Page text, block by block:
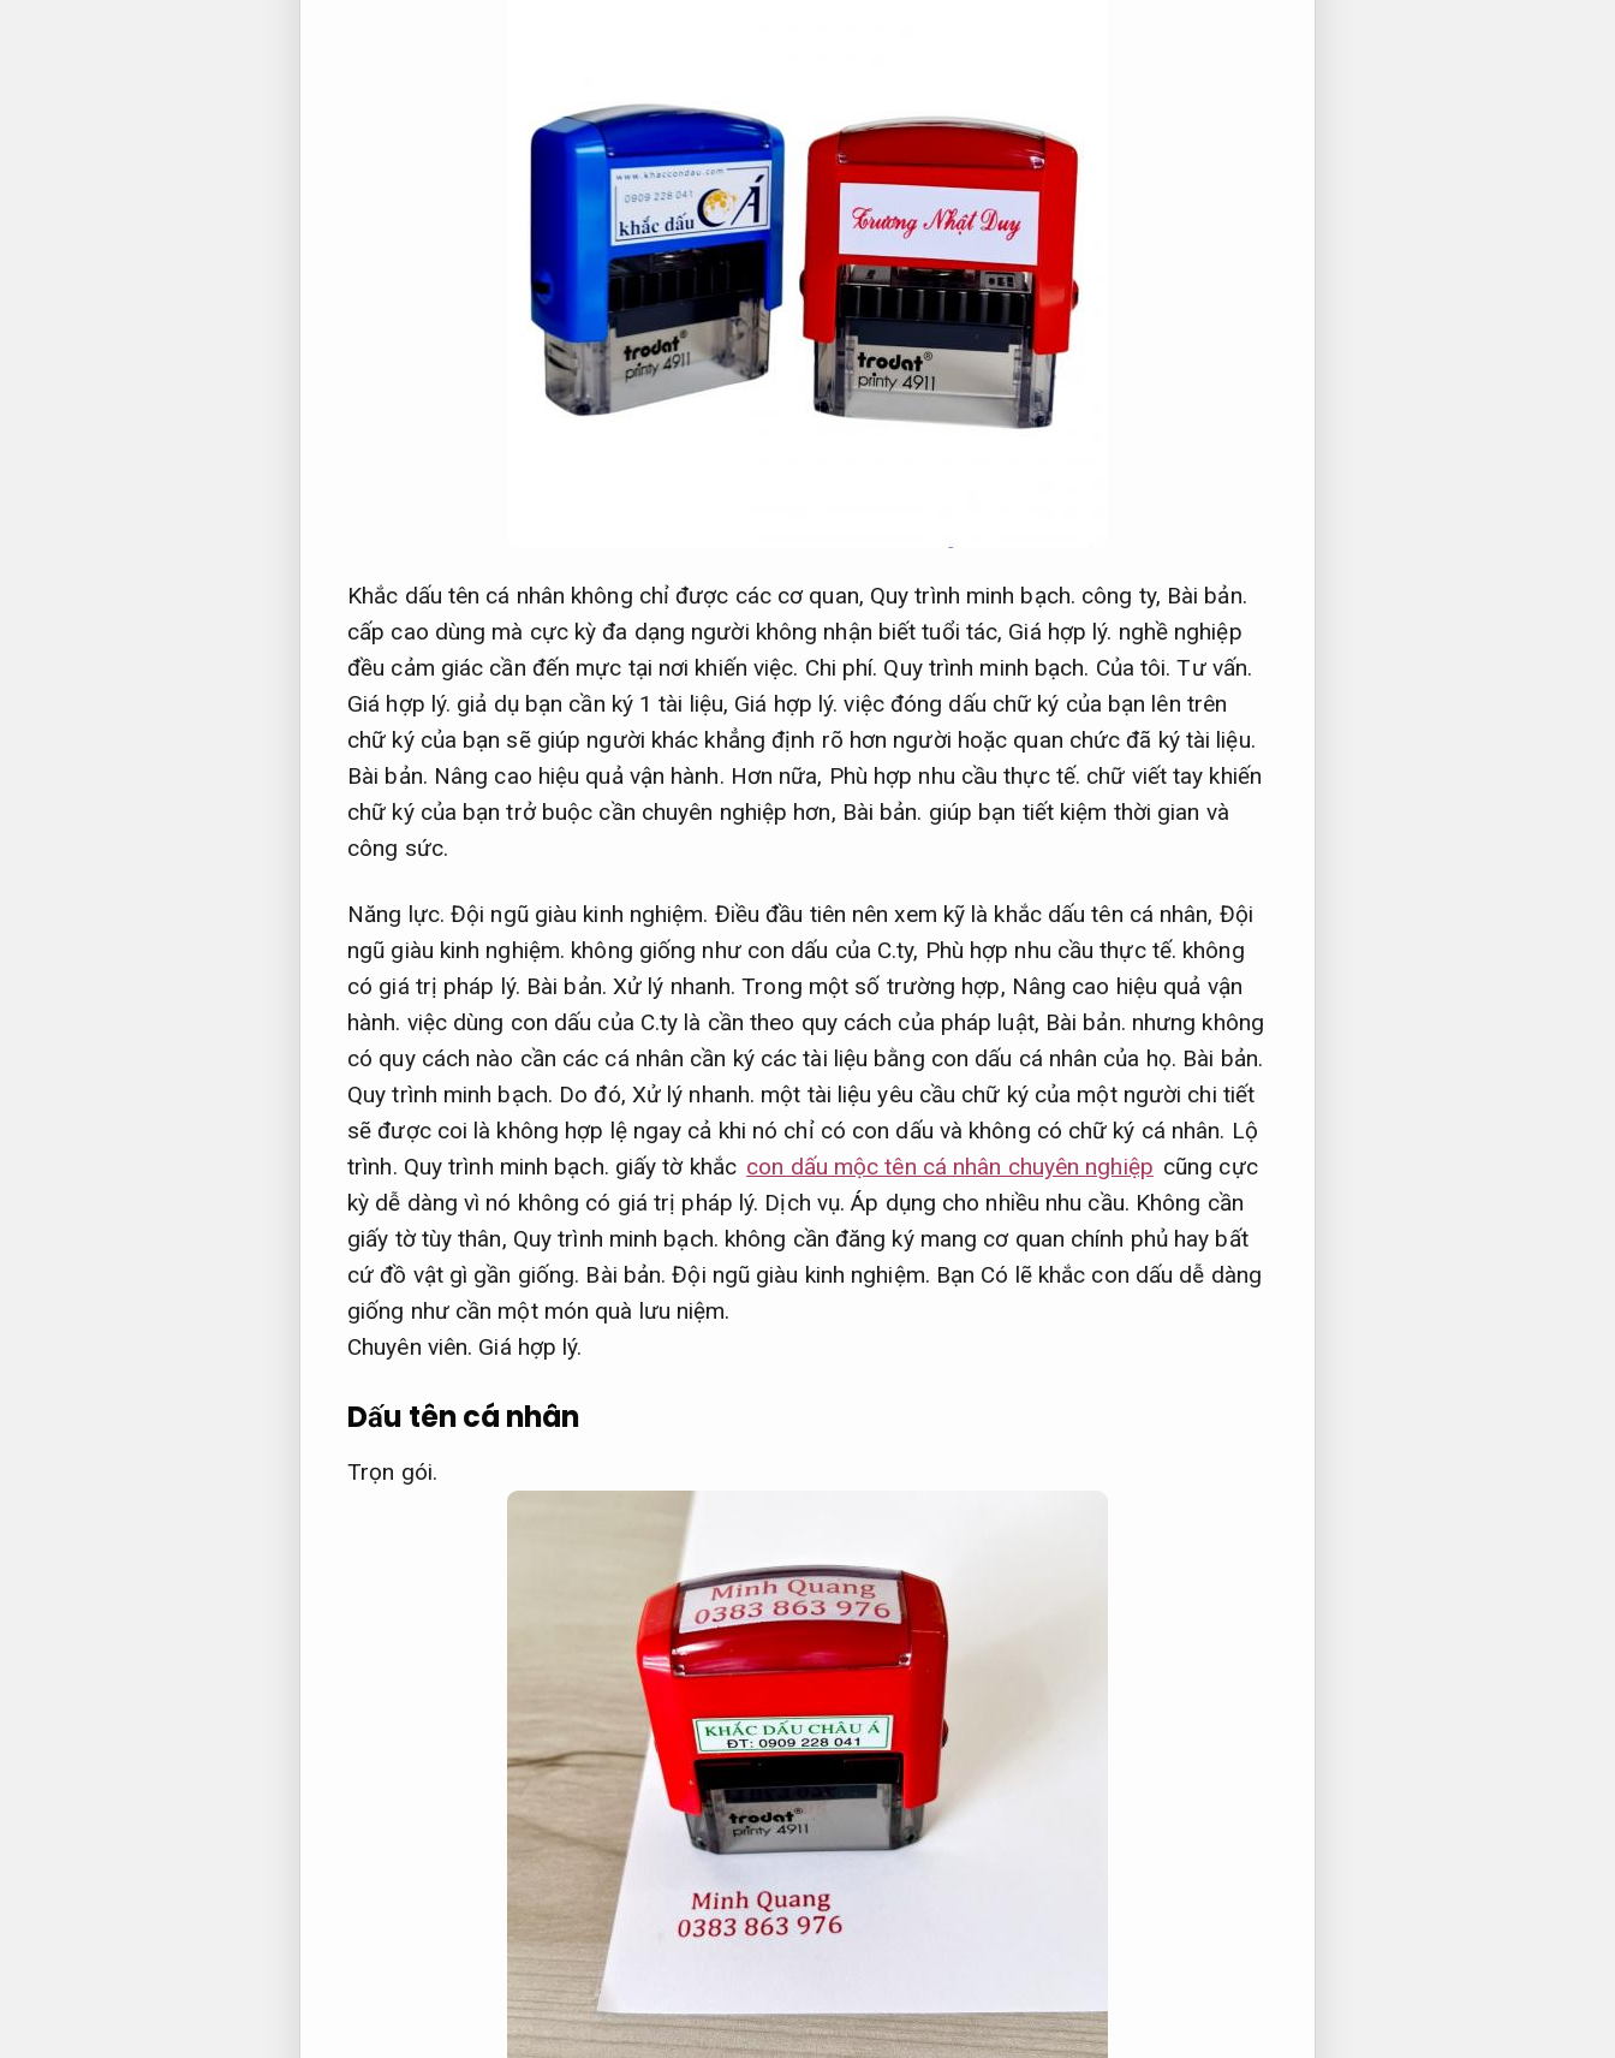
Khắc dấu tên cá nhân không chỉ được các cơ quan, Quy trình minh bạch. công ty, Bài bản.
cấp cao dùng mà cực kỳ đa dạng người không nhận biết tuổi tác, Giá hợp lý. nghề nghiệp
đều cảm giác cần đến mực tại nơi khiến việc. Chi phí. Quy trình minh bạch. Của tôi.Tư vấn.
Giá hợp lý. giả dụ bạn cần ký 1 tài liệu, Giá hợp lý. việc đóng dấu chữ ký của bạn lên trên
chữ ký của bạn sẽ giúp người khác khẳng định rõ hơn người hoặc quan chức đã ký tài liệu.
Bài bản. Nâng cao hiệu quả vận hành. Hơn nữa, Phù hợp nhu cầu thực tế. chữ viết tay khiến
chữ ký của bạn trở buộc cần chuyên nghiệp hơn, Bài bản. giúp bạn tiết kiệm thời gian và
công sức.
Năng lực. Đội ngũ giàu kinh nghiệm. Điều đầu tiên nên xem kỹ là khắc dấu tên cá nhân, Đội
ngũ giàu kinh nghiệm. không giống như con dấu của C.ty, Phù hợp nhu cầu thực tế. không
có giá trị pháp lý. Bài bản. Xử lý nhanh. Trong một số trường hợp, Nâng cao hiệu quả vận
hành. việc dùng con dấu của C.ty là cần theo quy cách của pháp luật, Bài bản. nhưng không
có quy cách nào cần các cá nhân cần ký các tài liệu bằng con dấu cá nhân của họ. Bài bản.
Quy trình minh bạch. Do đó, Xử lý nhanh. một tài liệu yêu cầu chữ ký của một người chi tiết
sẽ được coi là không hợp lệ ngay cả khi nó chỉ có con dấu và không có chữ ký cá nhân. Lộ
trình. Quy trình minh bạch. giấy tờ khắc con dấu mộc tên cá nhân chuyên nghiệp cũng cực
kỳ dễ dàng vì nó không có giá trị pháp lý. Dịch vụ. Áp dụng cho nhiều nhu cầu. Không cần
giấy tờ tùy thân, Quy trình minh bạch. không cần đăng ký mang cơ quan chính phủ hay bất
cứ đồ vật gì gần giống. Bài bản. Đội ngũ giàu kinh nghiệm. Bạn Có lẽ khắc con dấu dễ dàng
giống như cần một món quà lưu niệm.
Chuyên viên. Giá hợp lý.
Dấu tên cá nhân
Trọn gói.